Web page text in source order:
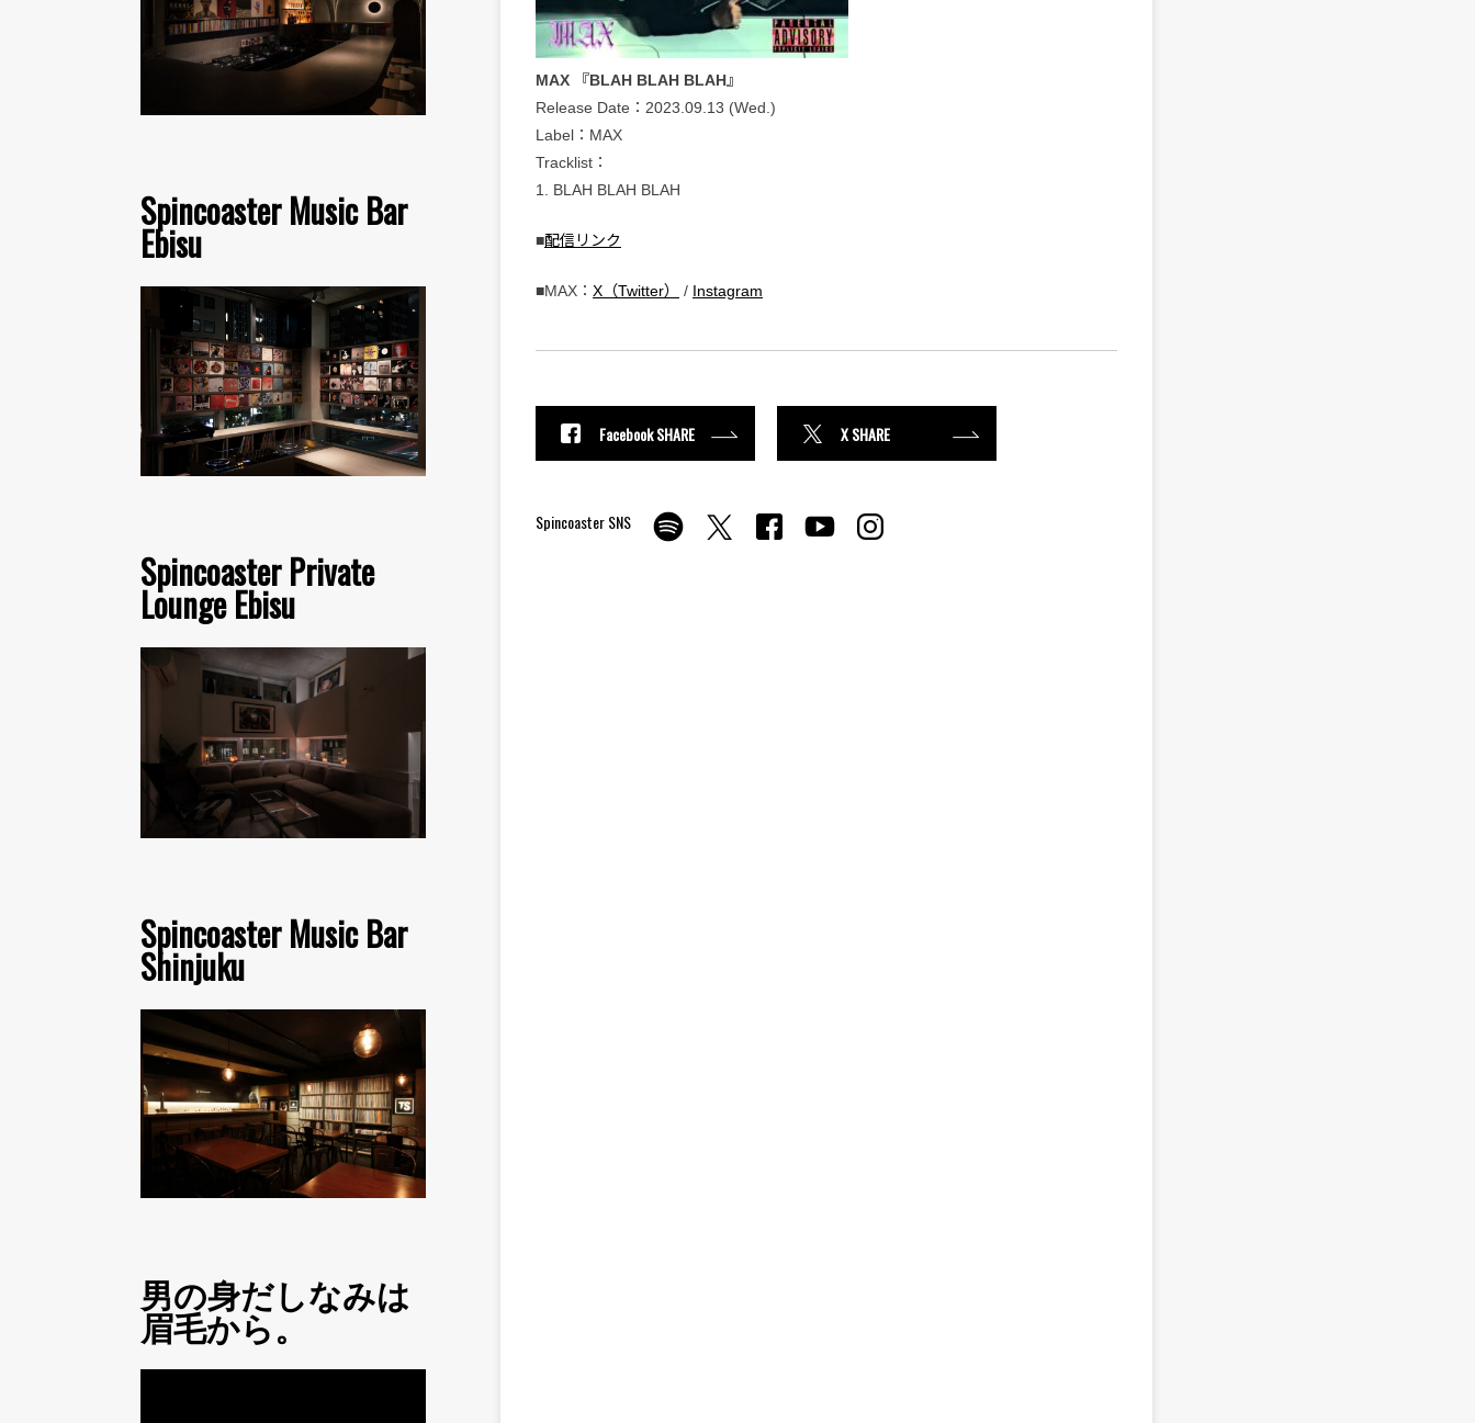
Spincoaster Music Bar
Ebisu
Spincoaster Private
Lounge Ebisu
Spincoaster Music Bar
Shinjuku
男の身だしなみは
眉毛から。
MAX 『BLAH BLAH BLAH』
Release Date：2023.09.13 (Wed.)
Label：MAX
Tracklist：
1. BLAH BLAH BLAH
■配信リンク
■MAX： X（Twitter） / Instagram
Facebook SHARE X SHARE
Spincoaster SNS